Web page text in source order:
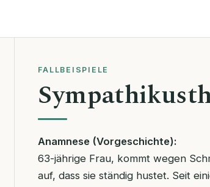
FALLBEISPIELE
Anamnese (Vorgeschichte):
63-jährige Frau, kommt wegen
auf, dass sie ständig hustet. Seit